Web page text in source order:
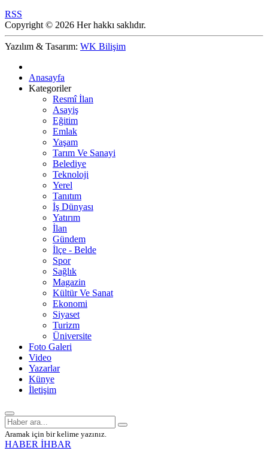
RSS
Copyright © 2026 Her hakkı saklıdır.
Yazılım & Tasarım: WK Bilişim
Anasayfa
Kategoriler
Resmî İlan
Asayiş
Eğitim
Emlak
Yaşam
Tarım Ve Sanayi
Belediye
Teknoloji
Yerel
Tanıtım
İş Dünyası
Yatırım
İlan
Gündem
İlçe - Belde
Spor
Sağlık
Magazin
Kültür Ve Sanat
Ekonomi
Siyaset
Turizm
Üniversite
Foto Galeri
Video
Yazarlar
Künye
İletişim
Aramak için bir kelime yazınız.
HABER İHBAR